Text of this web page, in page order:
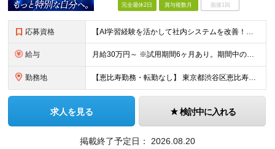
完全週休2日 賞与複数月 面接1回
応募資格 【AI学習経験を活かして社内システムを改善！】 ◆AI、IT、DX、プログラミング等を学んだ経験がある方 ◆学歴不問 ＼こんな方にぴったりです／ ◆自分のアイディアで業務を改善し、仲間の役に立ちたい
給与 月給30万円～ ※試用期間6ヶ月あり。期間中の給与・待遇の差異はありません ※月給には月45時間分の固定残業代（月7万8,000円～）を含みます ※超過分は別途支給します
勤務地 【恵比寿勤務・転勤なし】 東京都渋谷区恵比寿南1-1-9 岩徳ビル 9F (変更の範囲)上記を除く当社関連勤務地
求人を見る 検討中に入れる
掲載終了予定日： 2026.08.20